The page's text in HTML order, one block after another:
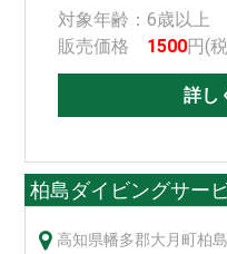
対象年齢：6歳以上
販売価格 1500円(
詳し
柏島ダイビングサー
高知県幡多郡大月町柏